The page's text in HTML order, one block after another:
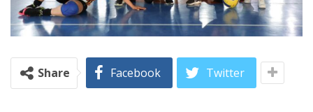
Share Facebook Twitter